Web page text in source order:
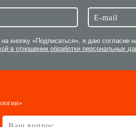
кнопку «Подписаться», я даю согласие
в отношении обработки персональных